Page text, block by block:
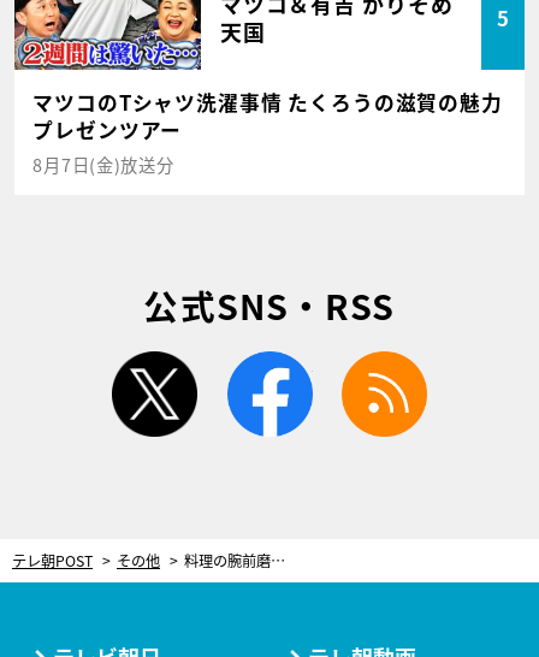
天国
5
マツコのTシャツ洗濯事情 たくろうの滋賀の魅力
プレゼンツアー
8月7日(金)放送分
公式SNS・RSS
twitter facebook
テレ朝POST その他 料理の腕前磨き中！福田成美キャスター、お料理教室で作った献立を披露